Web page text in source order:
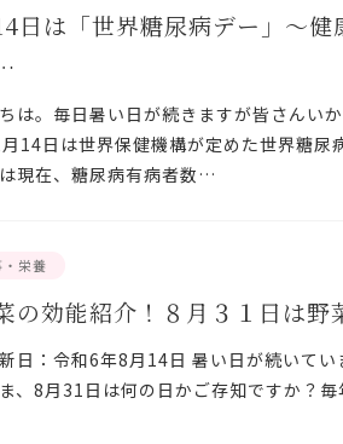
日は「世界糖尿病デー」～
は。毎日暑い日が続きますが皆さんい
14日は世界保健機構が定めた世界糖尿
現在、糖尿病有病者数…
栄養
の効能紹介！８月３１日は野
日：令和6年8月14日 暑い日が続いて
、8月31日は何の日かご存知ですか？